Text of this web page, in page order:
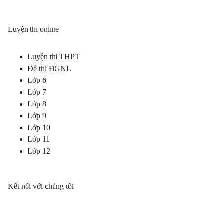
Luyện thi online
Luyện thi THPT
Đề thi ĐGNL
Lớp 6
Lớp 7
Lớp 8
Lớp 9
Lớp 10
Lớp 11
Lớp 12
Kết nối với chúng tôi